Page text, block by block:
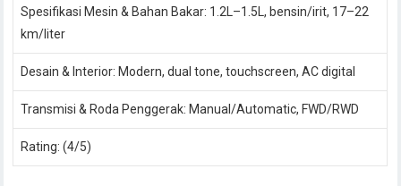
Spesifikasi Mesin & Bahan Bakar: 1.2L–1.5L, bensin/irit, 17–22
km/liter
Desain & Interior: Modern, dual tone, touchscreen, AC digital
Transmisi & Roda Penggerak: Manual/Automatic, FWD/RWD
Rating:(4/5)